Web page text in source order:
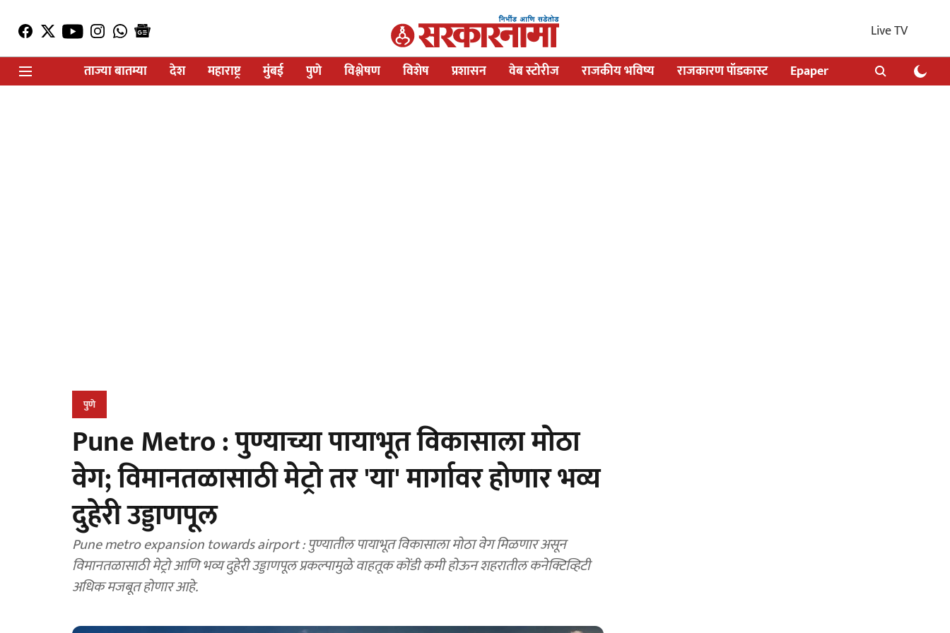
Live TV
ताज्या बातम्या
देश महाराष्ट्र मुंबई पुणे विश्लेषण विशेष प्रशासन वेब स्टोरीज राजकीय भविष्य राजकारण पॉडकास्ट Epaper
पुणे
Pune Metro : पुण्याच्या पायाभूत विकासाला मोठा
वेग; विमानतळासाठी मेट्रो तर 'या' मार्गावर होणार भव्य
दुहेरी उड्डाणपूल
Pune metro expansion towards airport : पुण्यातील पायाभूत विकासाला मोठा वेग मिळणार असून
विमानतळासाठी मेट्रो आणि भव्य दुहेरी उड्डाणपूल प्रकल्पामुळे वाहतूक कोंडी कमी होऊन शहरातील कनेक्टिव्हिटी
अधिक मजबूत होणार आहे.